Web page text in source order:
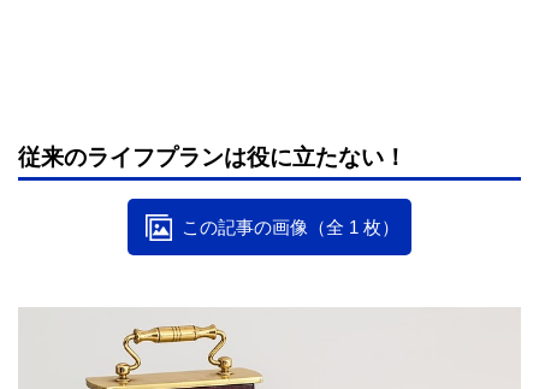
従来のライフプランは役に立たない！
この記事の画像（全 1 枚）